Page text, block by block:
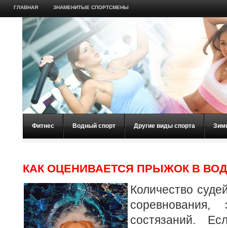
ГЛАВНАЯ ЗНАМЕНИТЫЕ СПОРТСМЕНЫ
Фитнес Водный спорт Другие виды спорта
КАК ОЦЕНИВАЕТСЯ ПРЫЖОК В
Количество
состязаний.